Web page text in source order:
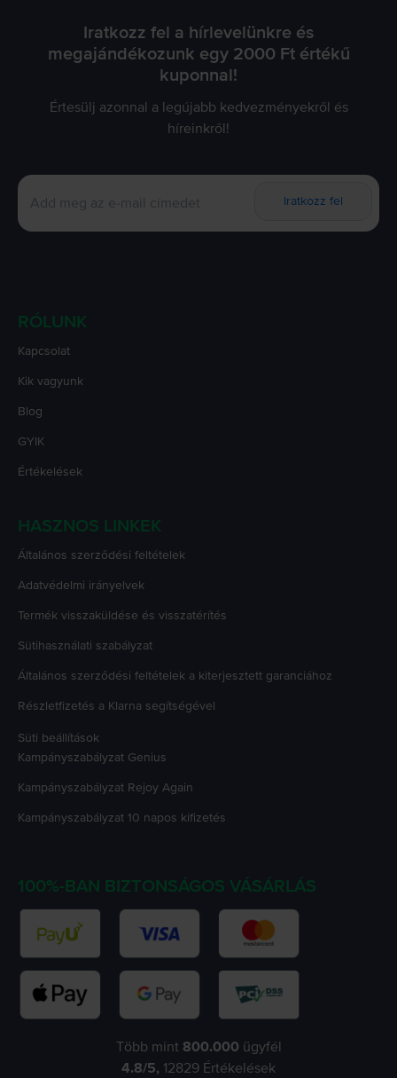
Iratkozz fel a hírlevelünkre és
megajándékozunk egy 2000 Ft értékű
kuponnal!
Értesülj azonnal a legújabb kedvezményekről és
híreinkről!
Iratkozz fel
RÓLUNK
Kapcsolat
Kik vagyunk
Blog
GYIK
Értékelések
HASZNOS LINKEK
Általános szerződési feltételek
Adatvédelmi irányelvek
Termék visszaküldése és visszatérítés
Sütihasználati szabályzat
Általános szerződési feltételek a kiterjesztett garanciához
Részletfizetés a Klarna segítségével
Süti beállítások
Kampányszabályzat Genius
Kampányszabályzat Rejoy Again
Kampányszabályzat 10 napos kifizetés
100%-BAN BIZTONSÁGOS VÁSÁRLÁS
Több mint 800.000 ügyfél
4.8/5, 12829 Értékelések